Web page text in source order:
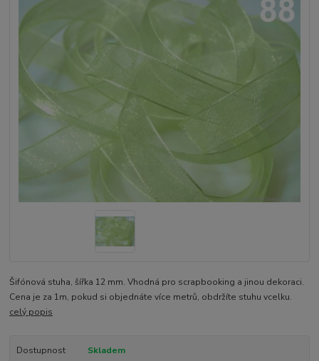
Šifónová stuha, šířka 12 mm. Vhodná pro scrapbooking a jinou dekoraci.
Cena je za 1m, pokud si objednáte více metrů, obdržíte stuhu vcelku.
celý popis
Dostupnost Skladem